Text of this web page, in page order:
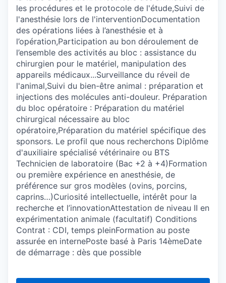
les procédures et le protocole de l'étude,Suivi de
l'anesthésie lors de l'interventionDocumentation
des opérations liées à l’anesthésie et à
l’opération,Participation au bon déroulement de
l’ensemble des activités au bloc : assistance du
chirurgien pour le matériel, manipulation des
appareils médicaux...Surveillance du réveil de
l'animal,Suivi du bien-être animal : préparation et
injections des molécules anti-douleur. Préparation
du bloc opératoire : Préparation du matériel
chirurgical nécessaire au bloc
opératoire,Préparation du matériel spécifique des
sponsors. Le profil que nous recherchons Diplôme
d'auxiliaire spécialisé vétérinaire ou BTS
Technicien de laboratoire (Bac +2 à +4)Formation
ou première expérience en anesthésie, de
préférence sur gros modèles (ovins, porcins,
caprins…)Curiosité intellectuelle, intérêt pour la
recherche et l’innovationAttestation de niveau II en
expérimentation animale (facultatif) Conditions
Contrat : CDI, temps pleinFormation au poste
assurée en internePoste basé à Paris 14èmeDate
de démarrage : dès que possible